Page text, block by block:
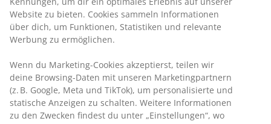
erreichen und den besten Kundenservice
in Deutschland bieten zu können.
Im Vertrieb von JYSK feiern wir die großen
Verkauf gemacht hast, kannst du auch
absolut sicher sein, dass der Rest des
Teams es bemerkt.
Website zu bieten. Cookies sammeln Informationen
über dich, um Funktionen, Statistiken und relevante
Werbung zu ermöglichen.
Wenn du Marketing-Cookies akzeptierst, teilen wir
deine Browsing-Daten mit unseren Marketingpartnern
(z. B. Google, Meta und TikTok), um personalisierte und
statische Anzeigen zu schalten. Weitere Informationen
zu den Zwecken findest du unter „Einstellungen“, wo